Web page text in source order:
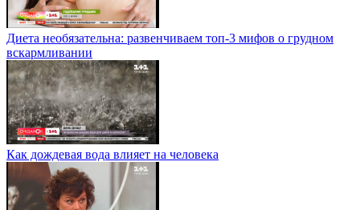
Диета необязательна: развенчиваем топ-3 мифов о грудном
вскармливании
Как дождевая вода влияет на человека